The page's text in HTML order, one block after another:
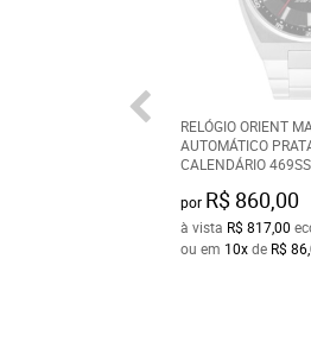
RELÓGIO ORIENT
AUTOMÁTICO
CALENDÁRIO
por R$ 860,00
à vista R$ 817,00
ou em 10xde R$